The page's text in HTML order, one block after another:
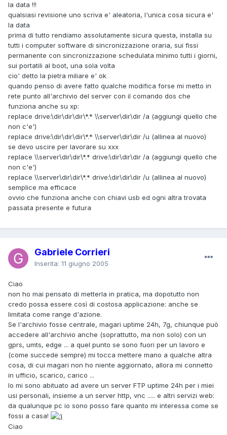
la data !!!
qualsiasi revisione uno scriva e' aleatoria, l'unica cosa sicura e'
la data
prima di tutto rendiamo assolutamente sicura questa, installa su
tutti i computer software di sincronizzazione oraria, sui fissi
permanente con sincronizzazione schedulata minimo tutti i giorni,
sui portatili al boot, una sola volta
cio' detto la pietra miliare e' ok
quando penso di avere fatto qualche modifica forse mi metto in
rete punto all'archivio del server con il comando dos che
funziona anche su xp:
replace drive:\dir\dir\dir\*.* \\server\dir\dir /a (aggiungi quello che
non c'e')
replace drive:\dir\dir\dir\*.* \\server\dir\dir /u (allinea al nuovo)
se devo uscire per lavorare su xxx
replace \\server\dir\dir\*.* drive:\dir\dir\dir /a (aggiungi quello che
non c'e')
replace \\server\dir\dir\*.* drive:\dir\dir\dir /u (allinea al nuovo)
semplice ma efficace
ovvio che funziona anche con chiavi usb ed ogni altra trovata
passata presente e futura
Gabriele Corrieri
Inserita: 11 giugno 2005
Ciao
non ho mai pensato di metterla in pratica, ma dopotutto non
credo possa essere così di costosa applicazione: anche se
limitata come range d'azione.
Se l'archivio fosse centrale, magari uptime 24h, 7g, chiunque può
accedere all'archivio anche (soprattutto, ma non solo) con un
gprs, umts, edge ... a quel punto se sono fuori per un lavoro e
(come succede sempre) mi tocca mettere mano a qualche altra
cosa, di cui magari non ho niente aggiornato, allora mi connetto
in ufficio, scarico, carico ...
Io mi sono abituato ad avere un server FTP uptime 24h per i miei
usi personali, insieme a un server http, vnc ..... e altri servizi web:
da qualunque pc io sono posso fare quanto mi interessa come se
fossi a casa!
Ciao